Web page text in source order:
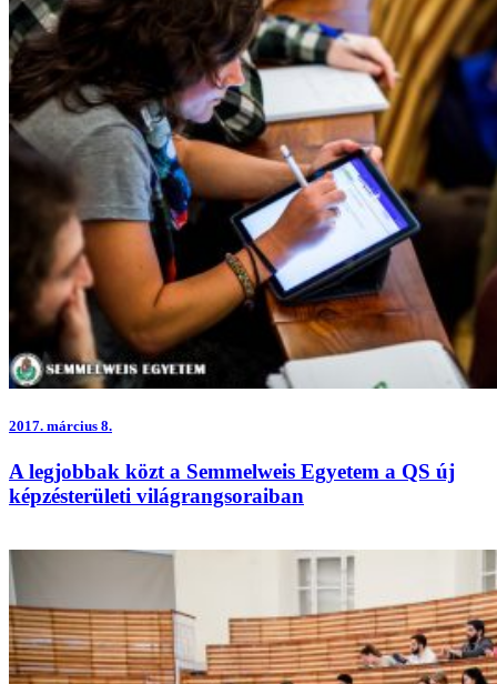
2017. március 8.
A legjobbak közt a Semmelweis Egyetem a QS új
képzésterületi világrangsoraiban